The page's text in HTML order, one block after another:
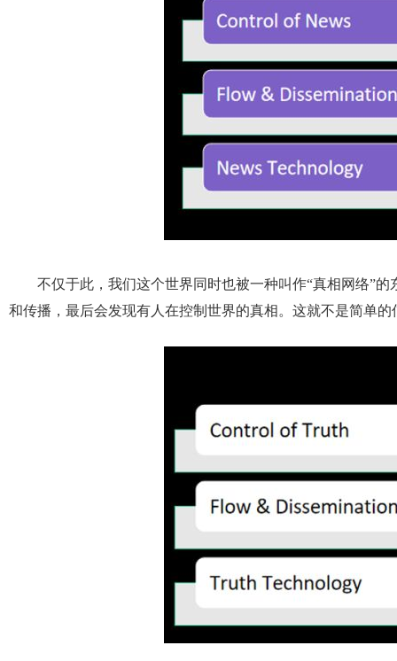
不仅于此，我们这个世界同时也被一种叫作“真相网络”
和传播，最后会发现有人在控制世界的真相。这就不是简单